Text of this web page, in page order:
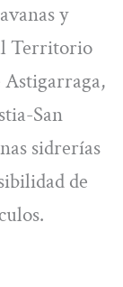
y
Territorio
Astigarraga,
San
sidrerías
de